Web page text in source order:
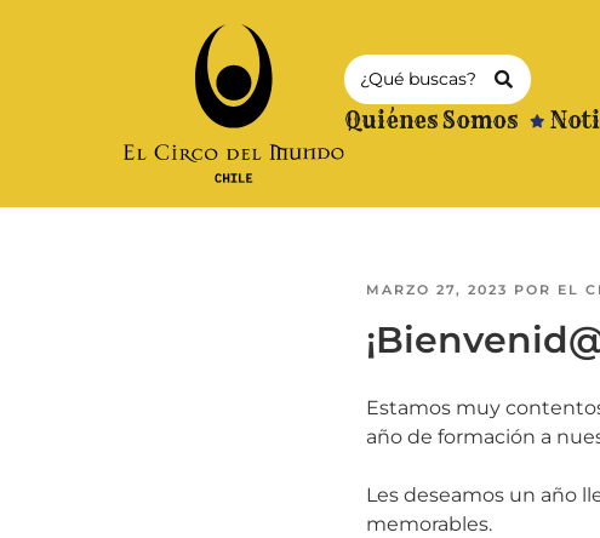
Quiénes Somos
MARZO 27, 2023 POR EL
Estamos muy
año de formación a
Les deseamos un año
memorables.